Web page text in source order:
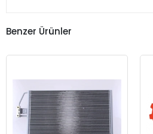
Benzer Ürünler